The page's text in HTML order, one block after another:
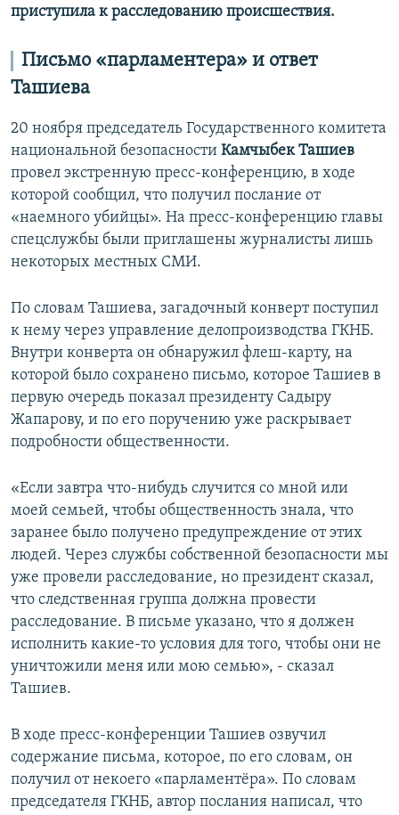
приступила к расследованию происшествия.
Письмо «парламентера» и ответ
Ташиева
20 ноября председатель Государственного комитета
национальной безопасности Камчыбек Ташиев
провел экстренную пресс-конференцию, в ходе
которой сообщил, что получил послание от
«наемного убийцы». На пресс-конференцию главы
спецслужбы были приглашены журналисты лишь
некоторых местных СМИ.
По словам Ташиева, загадочный конверт поступил
к нему через управление делопроизводства ГКНБ.
Внутри конверта он обнаружил флеш-карту, на
которой было сохранено письмо, которое Ташиев в
первую очередь показал президенту Садыру
Жапарову, и по его поручению уже раскрывает
подробности общественности.
«Если завтра что-нибудь случится со мной или
моей семьей, чтобы общественность знала, что
заранее было получено предупреждение от этих
людей. Через службы собственной безопасности мы
уже провели расследование, но президент сказал,
что следственная группа должна провести
расследование. В письме указано, что я должен
исполнить какие-то условия для того, чтобы они не
уничтожили меня или мою семью», - сказал
Ташиев.
В ходе пресс-конференции Ташиев озвучил
содержание письма, которое, по его словам, он
получил от некоего «парламентёра». По словам
председателя ГКНБ, автор послания написал, что